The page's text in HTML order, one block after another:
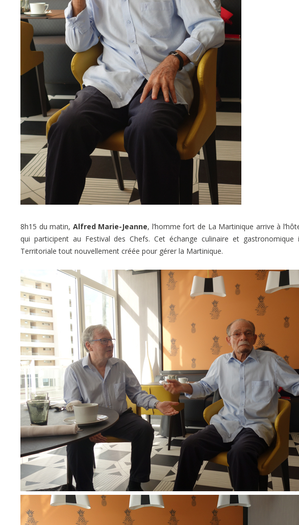
8h15 du matin, Alfred Marie-Jeanne, l’homme fort de La Martinique arrive à
qui participent au Festival des Chefs. Cet échange culinaire et
Territoriale tout nouvellement créée pour gérer la Martinique.